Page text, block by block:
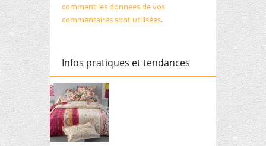
comment les données de vos
commentaires sont utilisées.
Infos pratiques et tendances